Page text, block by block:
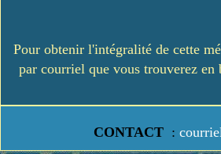
Pour obtenir l'intégralité de cette
par courriel que vous trouverez en
CONTACT :